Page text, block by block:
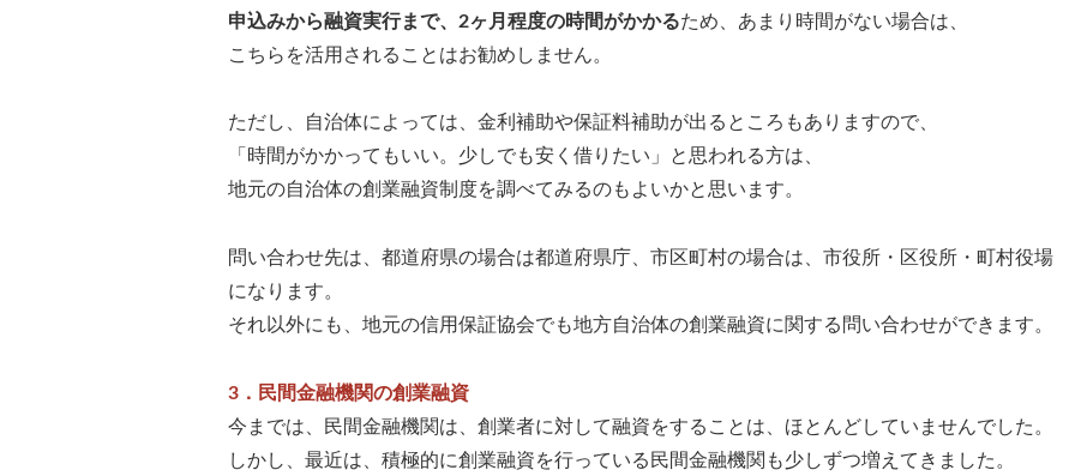
申込みから融資実行まで、2ヶ月程度の時間がかかるため、あまり時間がない場合は、
こちらを活用されることはお勧めしません。
ただし、自治体によっては、金利補助や保証料補助が出るところもありますので、
「時間がかかってもいい。少しでも安く借りたい」と思われる方は、
地元の自治体の創業融資制度を調べてみるのもよいかと思います。
問い合わせ先は、都道府県の場合は都道府県庁、市区町村の場合は、市役所・区役所・町村役場
になります。
それ以外にも、地元の信用保証協会でも地方自治体の創業融資に関する問い合わせができます。
3．民間金融機関の創業融資
今までは、民間金融機関は、創業者に対して融資をすることは、ほとんどしていませんでした。
しかし、最近は、積極的に創業融資を行っている民間金融機関も少しずつ増えてきました。